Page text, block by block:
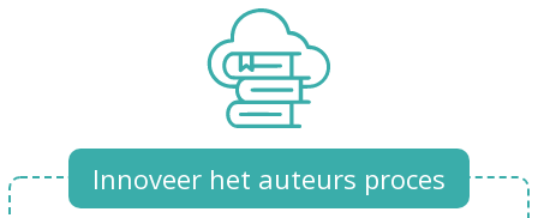
Innoveer het auteurs proces​